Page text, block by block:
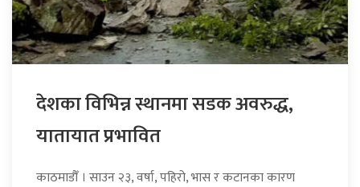
देशका विभिन्न स्थानमा सडक अवरुद्ध,
यातायात प्रभावित
काठमाडौँ । साउन २३, वर्षा, पहिरो, भास र कटानका कारण